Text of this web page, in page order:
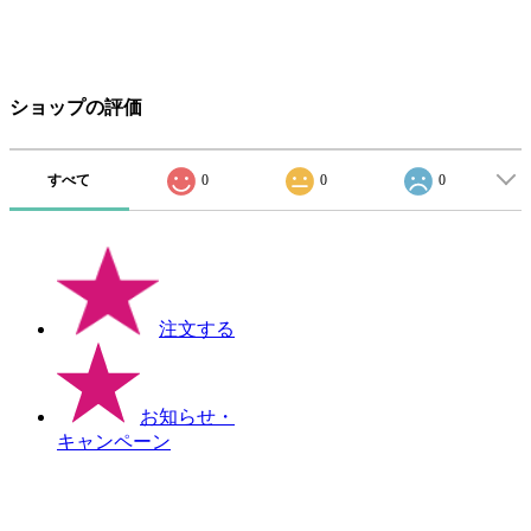
ショップの評価
すべて 0 0 0
注文する
お知らせ ・
キャンペーン